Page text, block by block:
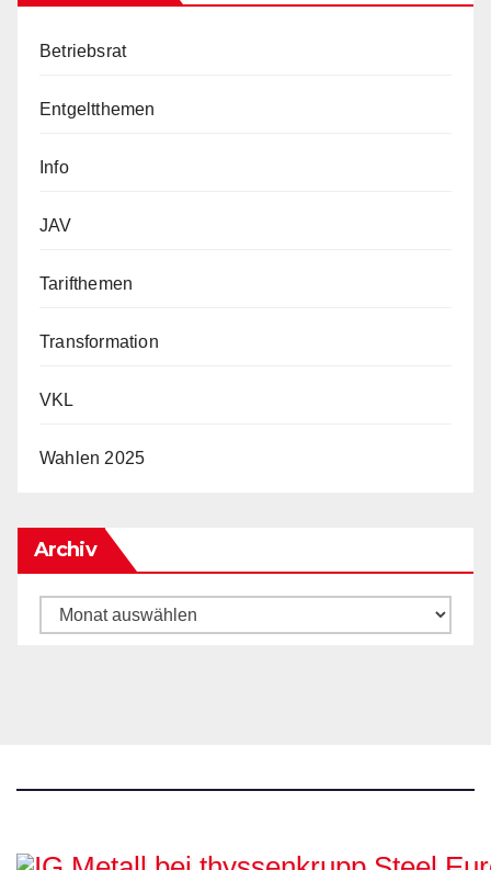
Betriebsrat
Entgeltthemen
Info
JAV
Tarifthemen
Transformation
VKL
Wahlen 2025
Archiv
Archiv